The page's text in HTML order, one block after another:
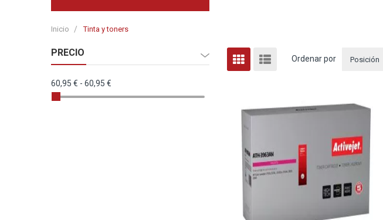
Inicio Tinta y toners
Ver
como
ParrillaLista Ordenar por
PRECIO
60,95 € - 60,95 €